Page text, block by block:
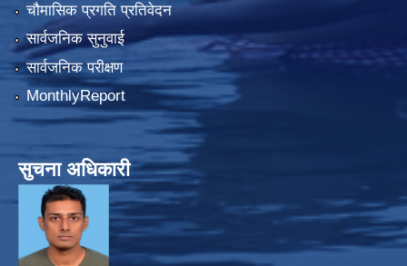
चौमासिक प्रगति प्रतिवेदन
सार्वजनिक सुनुवाई
सार्वजनिक परीक्षण
MonthlyReport
सुचना अधिकारी